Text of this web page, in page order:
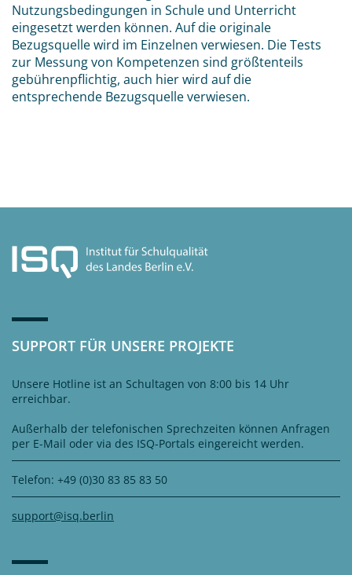
Nutzungsbedingungen in Schule und Unterricht
eingesetzt werden können. Auf die originale
Bezugsquelle wird im Einzelnen verwiesen. Die Tests
zur Messung von Kompetenzen sind größtenteils
gebührenpflichtig, auch hier wird auf die
entsprechende Bezugsquelle verwiesen.
SUPPORT FÜR UNSERE PROJEKTE
Unsere Hotline ist an Schultagen von 8:00 bis 14 Uhr
erreichbar.
Außerhalb der telefonischen Sprechzeiten können Anfragen
per E-Mail oder via des ISQ-Portals eingereicht werden.
Telefon: +49 (0)30 83 85 83 50
support@isq.berlin